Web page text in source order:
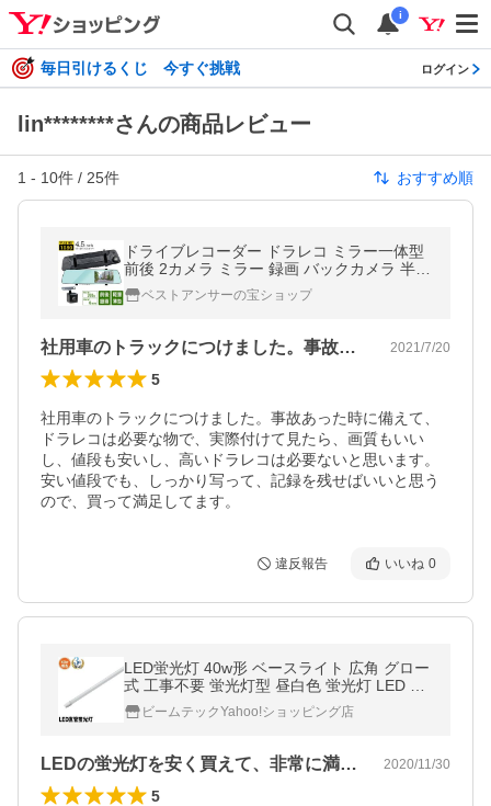
i
毎日引けるくじ 今すぐ挑戦 ログイン
lin********さんの商品レビュー
1 - 10件 / 25件 おすすめ順
ドライブレコーダー ドラレコ ミラー一体型
前後 2カメラ ミラー 録画 バックカメラ 半年
保証付 事故 あおり ミラー ドライブ W録画
爆買ベストアンサーの宝ショップ
社用車のトラックにつけました。事故あっ… 2021/7/20
5
社用車のトラックにつけました。事故あった時に備えて、
ドラレコは必要な物で、実際付けて見たら、画質もいい
し、値段も安いし、高いドラレコは必要ないと思います。
安い値段でも、しっかり写って、記録を残せばいいと思う
ので、買って満足してます。
違反報告 いいね 0
LED蛍光灯 40w形 ベースライト 広角 グロー
式 工事不要 蛍光灯型 昼白色 蛍光灯 LED 40
W 昼白色 LTG40YT ガラス管使用 3年保証
ビームテックYahoo!ショッピング店
LEDの蛍光灯を安く買えて、非常に満足… 2020/11/30
5